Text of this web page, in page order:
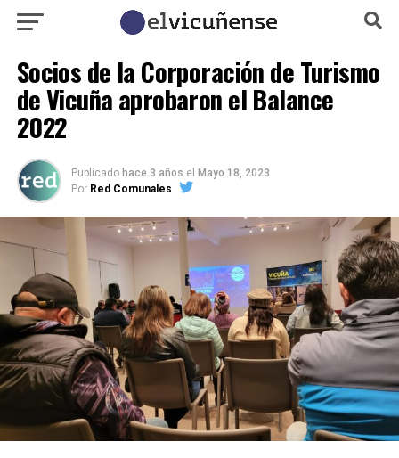
Socios de la Corporación de Turismo
de Vicuña aprobaron el Balance
2022
Publicado hace 3 años el Mayo 18, 2023
Por Red Comunales